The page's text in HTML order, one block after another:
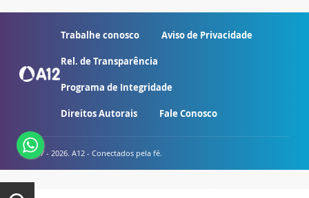
Trabalhe conosco Aviso de Privacidade
Rel. de Transparência
Programa de Integridade
Direitos Autorais Fale Conosco
© 2007 - 2026. A12 - Conectados pela fé.